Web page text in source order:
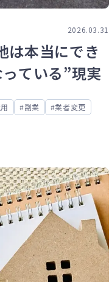
2026.03.31
は本当にでき
ている”現実
副業
業者変更